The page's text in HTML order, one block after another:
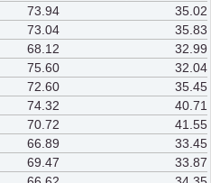
73.94
35.02
73.04
35.83
68.12
32.99
75.60
32.04
72.60
35.45
74.32
40.71
70.72
41.55
66.89
33.45
69.47
33.87